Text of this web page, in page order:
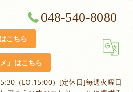
048-540-8080
こちら
」はこちら
（LO.15:00）[定休日]毎週火曜日